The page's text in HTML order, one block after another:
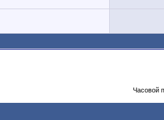
Часовой